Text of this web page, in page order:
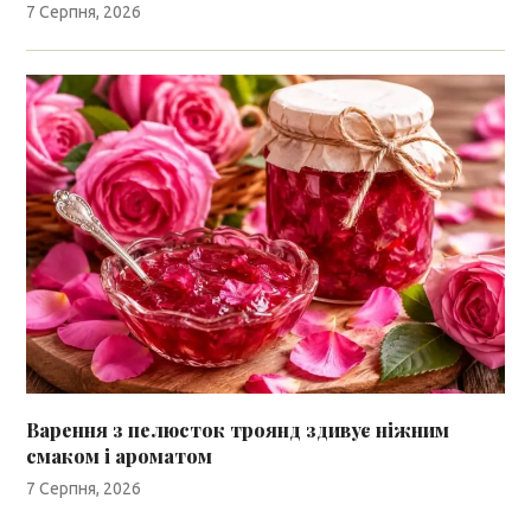
7 Серпня, 2026
Варення з пелюсток троянд здивує ніжним
смаком і ароматом
7 Серпня, 2026